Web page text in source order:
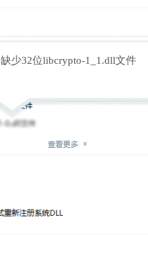
缺少32位libcrypto-1_1.dll文件